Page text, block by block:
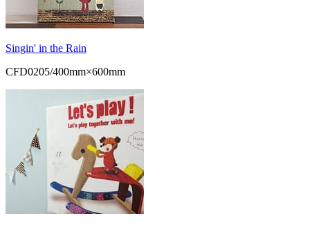
Singin' in the Rain
CFD0205/400mm×600mm